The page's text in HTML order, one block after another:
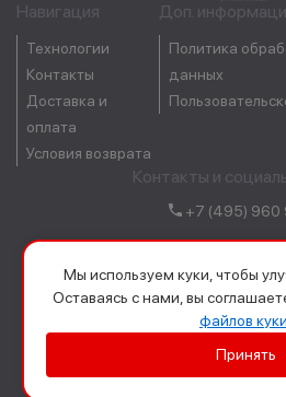
Навигация
Технологии
Контакты
Доставка и
оплата
Условия возврата
Доп.
Политика
данных
Контакты и
+7 (495) 960
ООО
Мы используем куки, чтобы
Оставаясь с нами, вы
файлов куки.
Принять